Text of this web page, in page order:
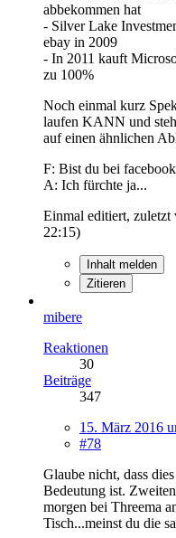
abbekommen hat
- Silver Lake
ebay in 2009
- In 2011 kauft
zu 100%
Noch einmal kurz
laufen KANN und
auf einen ähnlichen
F: Bist du bei
A: Ich fürchte ja...
Einmal editiert, zuletzt
22:15)
Inhalt melden
Zitieren
mibere
Reaktionen
30
Beiträge
347
15. März 2016
#78
Glaube nicht, dass
Bedeutung ist.
morgen bei Threema
Tisch...meinst du die